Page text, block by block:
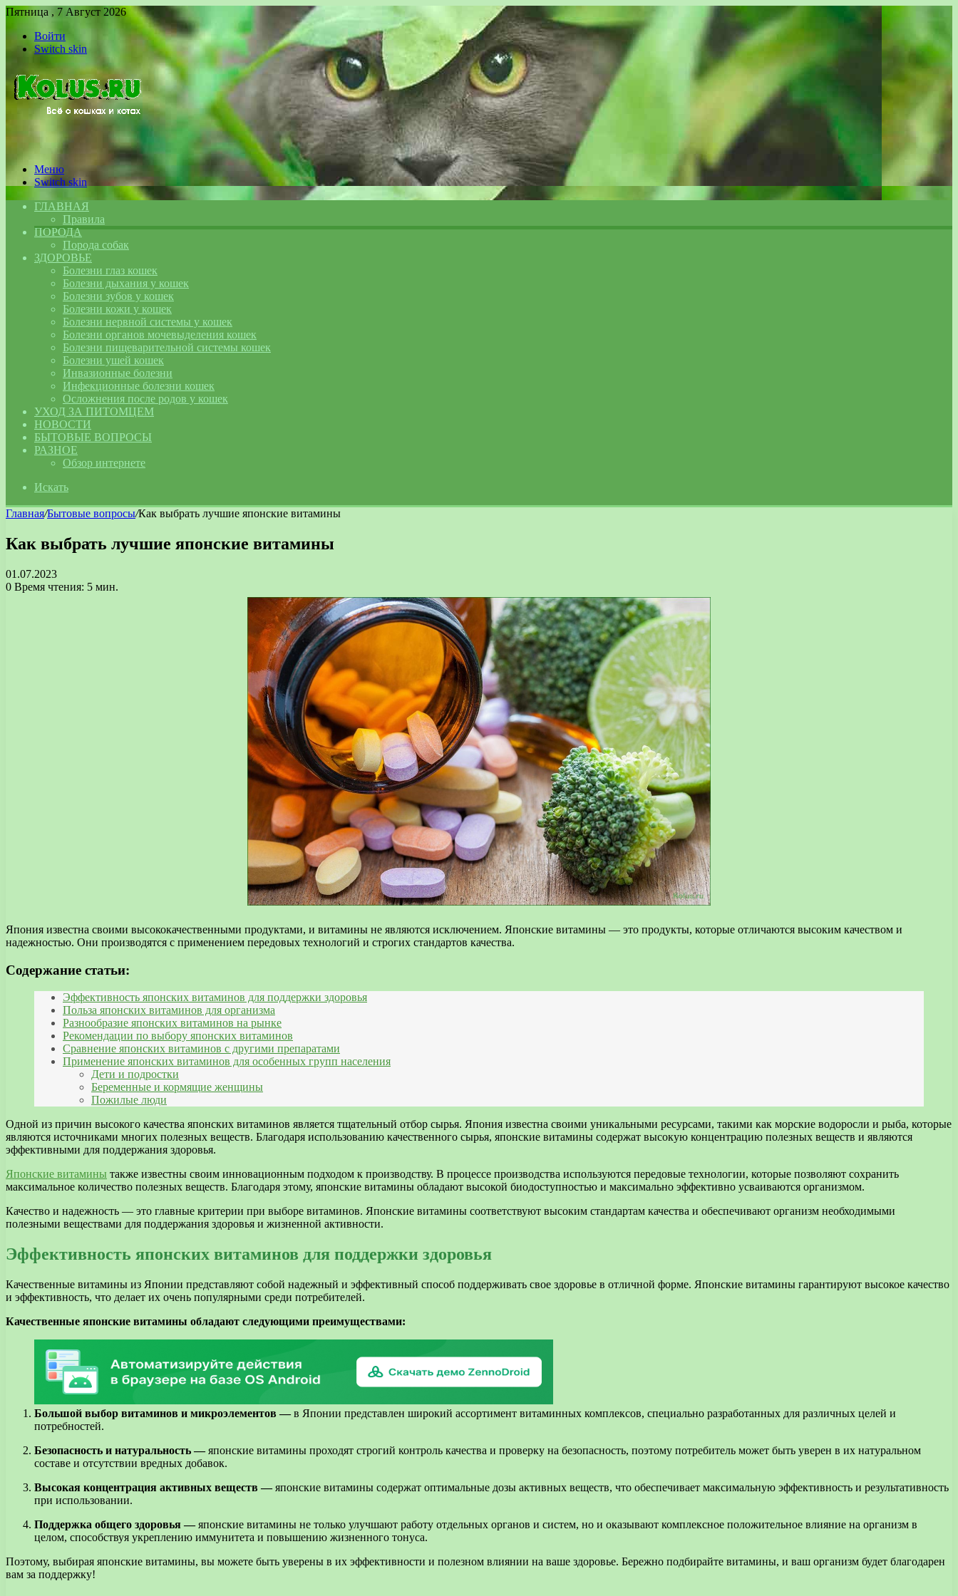
Пятница , 7 Август 2026
Войти
Switch skin
Меню
Switch skin
ГЛАВНАЯ
Правила
ПОРОДА
Порода собак
ЗДОРОВЬЕ
Болезни глаз кошек
Болезни дыхания у кошек
Болезни зубов у кошек
Болезни кожи у кошек
Болезни нервной системы у кошек
Болезни органов мочевыделения кошек
Болезни пищеварительной системы кошек
Болезни ушей кошек
Инвазионные болезни
Инфекционные болезни кошек
Осложнения после родов у кошек
УХОД ЗА ПИТОМЦЕМ
НОВОСТИ
БЫТОВЫЕ ВОПРОСЫ
РАЗНОЕ
Обзор интернете
Искать
Главная/Бытовые вопросы/Как выбрать лучшие японские витамины
Как выбрать лучшие японские витамины
01.07.2023
0 Время чтения: 5 мин.
Япония известна своими высококачественными продуктами, и витамины не являются исключением. Японские витамины — это продукты, которые отличаются высоким качеством и
надежностью. Они производятся с применением передовых технологий и строгих стандартов качества.
Содержание статьи:
Эффективность японских витаминов для поддержки здоровья
Польза японских витаминов для организма
Разнообразие японских витаминов на рынке
Рекомендации по выбору японских витаминов
Сравнение японских витаминов с другими препаратами
Применение японских витаминов для особенных групп населения
Дети и подростки
Беременные и кормящие женщины
Пожилые люди
Одной из причин высокого качества японских витаминов является тщательный отбор сырья. Япония известна своими уникальными ресурсами, такими как морские водоросли и рыба, которые
являются источниками многих полезных веществ. Благодаря использованию качественного сырья, японские витамины содержат высокую концентрацию полезных веществ и являются
эффективными для поддержания здоровья.
Японские витамины также известны своим инновационным подходом к производству. В процессе производства используются передовые технологии, которые позволяют сохранить
максимальное количество полезных веществ. Благодаря этому, японские витамины обладают высокой биодоступностью и максимально эффективно усваиваются организмом.
Качество и надежность — это главные критерии при выборе витаминов. Японские витамины соответствуют высоким стандартам качества и обеспечивают организм необходимыми
полезными веществами для поддержания здоровья и жизненной активности.
Эффективность японских витаминов для поддержки здоровья
Качественные витамины из Японии представляют собой надежный и эффективный способ поддерживать свое здоровье в отличной форме. Японские витамины гарантируют высокое качество
и эффективность, что делает их очень популярными среди потребителей.
Качественные японские витамины обладают следующими преимуществами:
Большой выбор витаминов и микроэлементов —в Японии представлен широкий ассортимент витаминных комплексов, специально разработанных для различных целей и
потребностей.
Безопасность и натуральность —японские витамины проходят строгий контроль качества и проверку на безопасность, поэтому потребитель может быть уверен в их натуральном
составе и отсутствии вредных добавок.
Высокая концентрация активных веществ —японские витамины содержат оптимальные дозы активных веществ, что обеспечивает максимальную эффективность и результативность
при использовании.
Поддержка общего здоровья —японские витамины не только улучшают работу отдельных органов и систем, но и оказывают комплексное положительное влияние на организм в
целом, способствуя укреплению иммунитета и повышению жизненного тонуса.
Поэтому, выбирая японские витамины, вы можете быть уверены в их эффективности и полезном влиянии на ваше здоровье. Бережно подбирайте витамины, и ваш организм будет благодарен
вам за поддержку!